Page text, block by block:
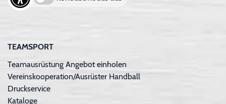
TEAMSPORT
Teamausrüstung Angebot einholen
Vereinskooperation/Ausrüster Handball
Druckservice
Kataloge